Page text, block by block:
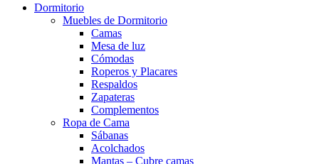
Dormitorio
Muebles de Dormitorio
Camas
Mesa de luz
Cómodas
Roperos y Placares
Respaldos
Zapateras
Complementos
Ropa de Cama
Sábanas
Acolchados
Mantas – Cubre camas